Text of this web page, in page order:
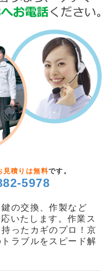
見積りは無料です。
5978
の交換、作製など
いたします。作業ス
ったカギのプロ！京
ラブルをスピード解